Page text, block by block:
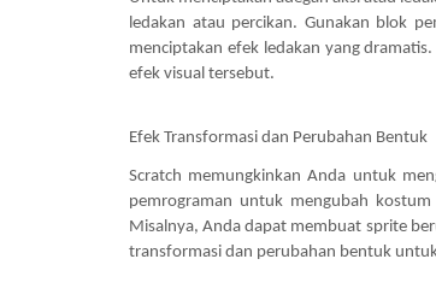
ledakan atau percikan. Gunakan blok
menciptakan efek ledakan yang
efek visual tersebut.
Efek Transformasi dan Perubahan Bentuk
Scratch memungkinkan Anda untuk
pemrograman untuk mengubah
Misalnya, Anda dapat membuat sprite
transformasi dan perubahan bentuk